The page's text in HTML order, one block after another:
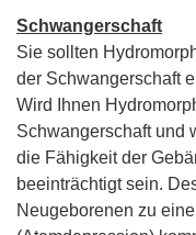
Schwangerschaft
Sie sollten
der Schwangerschaft
Wird Ihnen
Schwangerschaft und
die Fähigkeit der
beeinträchtigt sein.
Neugeborenen zu